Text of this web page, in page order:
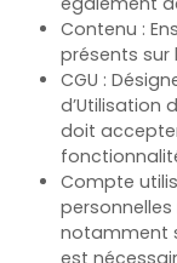
Contenu :
présents sur
CGU :
d’Utilisation
doit
Compte
notamment